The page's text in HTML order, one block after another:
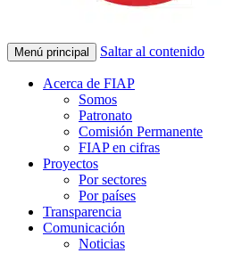
Menú principal Saltar al contenido
Acerca de FIAP
Somos
Patronato
Comisión Permanente
FIAP en cifras
Proyectos
Por sectores
Por países
Transparencia
Comunicación
Noticias